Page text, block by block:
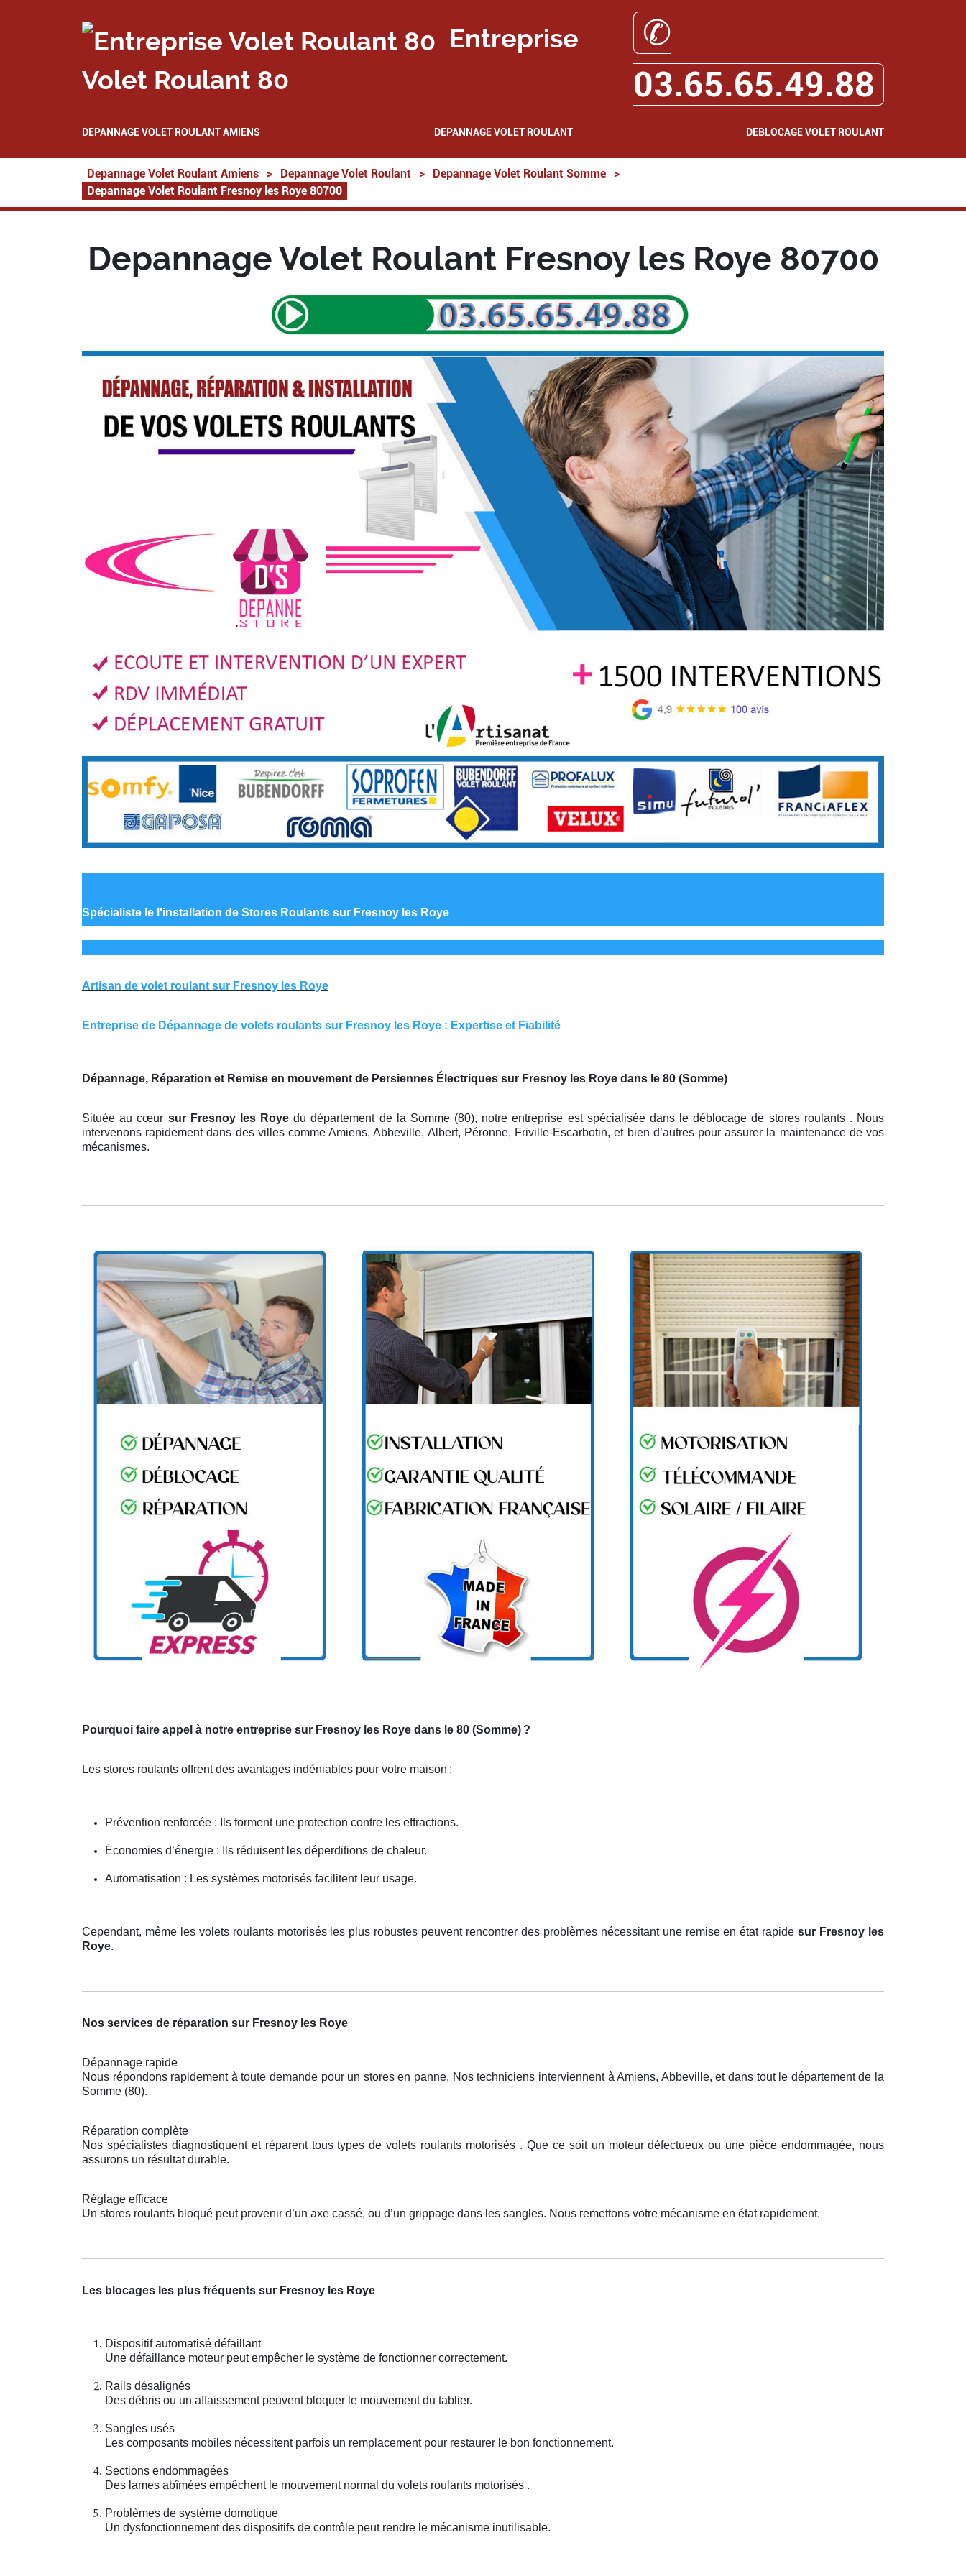
Entreprise
Volet Roulant 80
✆
03.65.65.49.88
DEPANNAGE VOLET ROULANT AMIENS DEPANNAGE VOLET ROULANT DEBLOCAGE VOLET ROULANT
Depannage Volet Roulant Amiens > Depannage Volet Roulant > Depannage Volet Roulant Somme
>
Depannage Volet Roulant Fresnoy les Roye 80700
Depannage Volet Roulant Fresnoy les Roye 80700
Spécialiste le l'installation de Stores Roulants sur Fresnoy les Roye
Artisan de volet roulant sur Fresnoy les Roye
Entreprise de Dépannage de volets roulants sur Fresnoy les Roye : Expertise et Fiabilité
Dépannage, Réparation et Remise en mouvement de Persiennes Électriques sur Fresnoy les Roye dans le 80 (Somme)
Située au cœur sur Fresnoy les Royedu département de la Somme (80), notre entreprise est spécialisée dans le déblocage de stores roulants . Nous
intervenons rapidement dans des villes comme Amiens, Abbeville, Albert, Péronne, Friville-Escarbotin, et bien d’autres pour assurer la maintenance de vos
mécanismes.
Pourquoi faire appel à notre entreprise sur Fresnoy les Roye dans le 80 (Somme) ?
Les stores roulants offrent des avantages indéniables pour votre maison :
Prévention renforcée : Ils forment une protection contre les effractions.
Économies d’énergie : Ils réduisent les déperditions de chaleur.
Automatisation : Les systèmes motorisés facilitent leur usage.
Cependant, même les volets roulants motorisés les plus robustes peuvent rencontrer des problèmes nécessitant une remise en état rapidesur Fresnoy les
Roye.
Nos services de réparation sur Fresnoy les Roye
Dépannage rapide
Nous répondons rapidement à toute demande pour un stores en panne. Nos techniciens interviennent à Amiens, Abbeville, et dans tout le département de la
Somme (80).
Réparation complète
Nos spécialistes diagnostiquent et réparent tous types de volets roulants motorisés . Que ce soit un moteur défectueux ou une pièce endommagée, nous
assurons un résultat durable.
Réglage efficace
Un stores roulants bloqué peut provenir d’un axe cassé, ou d’un grippage dans les sangles. Nous remettons votre mécanisme en état rapidement.
Les blocages les plus fréquents sur Fresnoy les Roye
Dispositif automatisé défaillant
Une défaillance moteur peut empêcher le système de fonctionner correctement.
Rails désalignés
Des débris ou un affaissement peuvent bloquer le mouvement du tablier.
Sangles usés
Les composants mobiles nécessitent parfois un remplacement pour restaurer le bon fonctionnement.
Sections endommagées
Des lames abîmées empêchent le mouvement normal du volets roulants motorisés .
Problèmes de système domotique
Un dysfonctionnement des dispositifs de contrôle peut rendre le mécanisme inutilisable.